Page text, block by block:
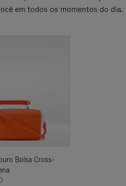
em todos os momentos do dia.
Bolsa Cross-